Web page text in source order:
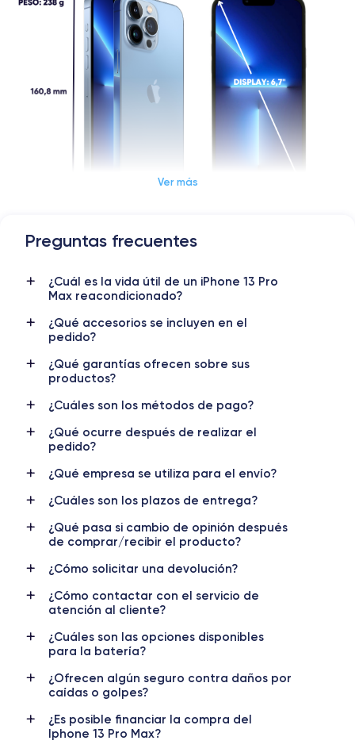
Dimensiones y Peso iPhone 13 Pro Max
Lanzamiento
14/09/2021
Sist. operativo
Dimensiones
Pantalla
OLED 6.7 pulgadas 2778 x 1284 píxeles
RAM Memoria interna
Apple A15 Bionic 6
Nombre GPU
5 Core GPU
Frec. procesador
3.22 GHz
12 MP 12 MP
Resolución vídeo
4K - 3840x2160px
Carga rápida
Batería
4373 mAh
Doble SIM
Red móvil
Ver más
Preguntas frecuentes
¿Cuál es la vida útil de un iPhone 13 Pro
Max reacondicionado?
¿Qué accesorios se incluyen en el
pedido?
¿Qué garantías ofrecen sobre sus
productos?
¿Cuáles son los métodos de pago?
¿Qué ocurre después de realizar el
pedido?
¿Qué empresa se utiliza para el envío?
¿Cuáles son los plazos de entrega?
¿Qué pasa si cambio de opinión después
de comprar/recibir el producto?
¿Cómo solicitar una devolución?
¿Cómo contactar con el servicio de
atención al cliente?
¿Cuáles son las opciones disponibles
para la batería?
¿Ofrecen algún seguro contra daños por
caídas o golpes?
¿Es posible financiar la compra del
Iphone 13 Pro Max?